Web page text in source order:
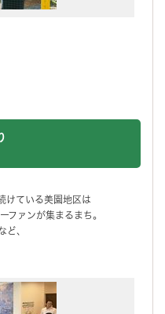
けている美園地区は
ァンが集まるまち。
ど、